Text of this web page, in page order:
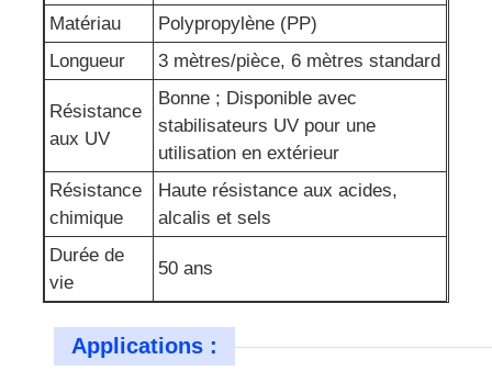
Matériau
Polypropylène (PP)
Longueur
3 mètres/pièce, 6 mètres standard
Résistance
aux UV
Bonne ; Disponible avec
stabilisateurs UV pour une
utilisation en extérieur
Résistance
chimique
Haute résistance aux acides,
alcalis et sels
Durée de
vie
50 ans
Applications :